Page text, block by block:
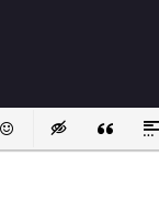
список
ссылку
ВставитьВставка